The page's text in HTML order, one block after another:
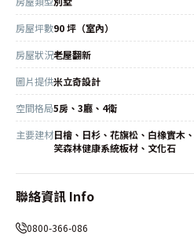
房屋坪數90 坪（室內）
房屋狀況老屋翻新
圖片提供米立奇設計
空間格局5房、3廳、4衛
主要建材日檜、日杉、花旗松、白橡實木
笑森林健康系統板材、文化石
聯絡資訊 Info
0800-366-086